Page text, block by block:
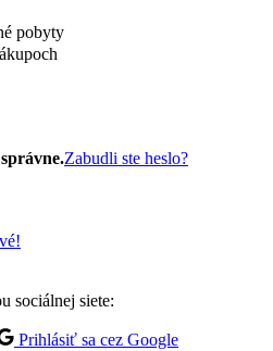
pobyty
Zabudli ste heslo?
sociálnej siete:
Prihlásiť sa cez Google